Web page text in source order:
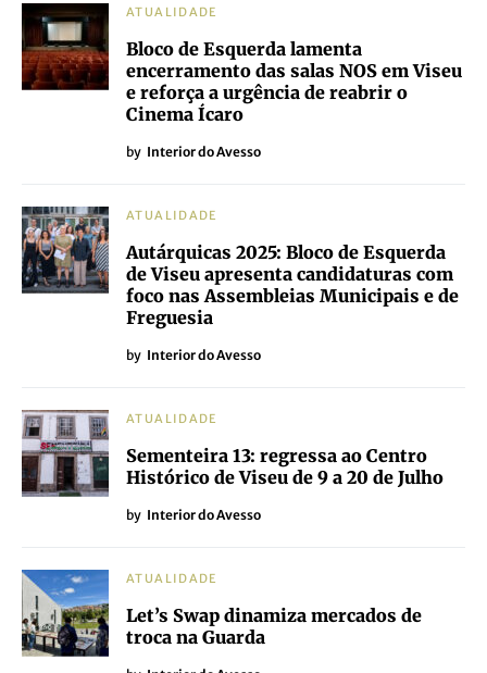
ATUALIDADE
Bloco de Esquerda lamenta
encerramento das salas NOS em Viseu
e reforça a urgência de reabrir o
Cinema Ícaro
by Interior do Avesso
ATUALIDADE
Autárquicas 2025: Bloco de Esquerda
de Viseu apresenta candidaturas com
foco nas Assembleias Municipais e de
Freguesia
by Interior do Avesso
ATUALIDADE
Sementeira 13: regressa ao Centro
Histórico de Viseu de 9 a 20 de Julho
by Interior do Avesso
ATUALIDADE
Let’s Swap dinamiza mercados de
troca na Guarda